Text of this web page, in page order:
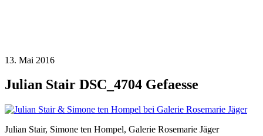
13. Mai 2016
Julian Stair DSC_4704 Gefaesse
Julian Stair, Simone ten Hompel, Galerie Rosemarie Jäger